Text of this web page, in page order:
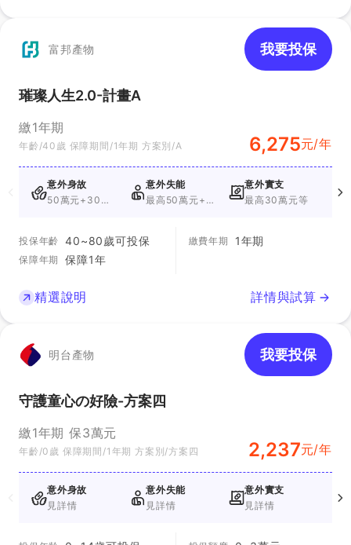
富邦產物 我要投保
璀璨人生2.0-計畫A
繳1年期
年齡/40歲 保障期間/1年期 方案別/A 6,275元/年
意外身故
50萬元+30萬
意外失能
最高50萬元+最
意外實支
最高30萬元等
投保年齡 40~80歲可投保
保障年期 保障1年
繳費年期 1年期
精選說明 詳情與試算
明台產物 我要投保
守護童心の好險-方案四
繳1年期 保3萬元
年齡/0歲 保障期間/1年期 方案別/方案四 2,237元/年
意外身故
見詳情
意外失能
見詳情
意外實支
見詳情